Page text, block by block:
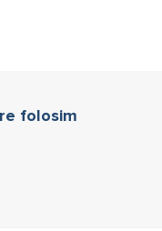
folosim